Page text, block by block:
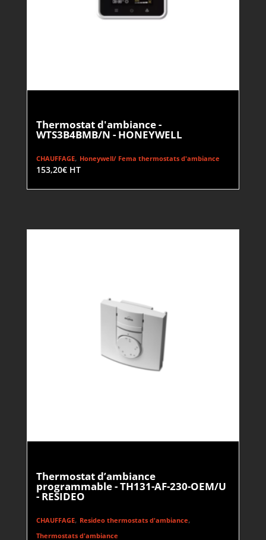
Thermostat d'ambiance -
WTS3B4BMB/N - HONEYWELL
CHAUFFAGE, Honeywell/ Fema thermostats d'ambiance
153,20€ HT
Thermostat d’ambiance
programmable - TH131-AF-230-OEM/U
- RESIDEO
CHAUFFAGE, Resideo thermostats d'ambiance,
Thermostats d'ambiance